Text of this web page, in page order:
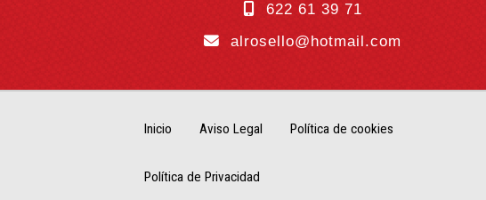
622 61 39 71
alrosello
hotmail.com
Inicio Aviso Legal Política de cookies
Política de Privacidad